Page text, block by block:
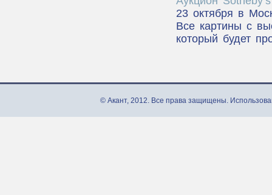
23 октября в
Все картины с
который будет
© Акант, 2012. Все права защищены.